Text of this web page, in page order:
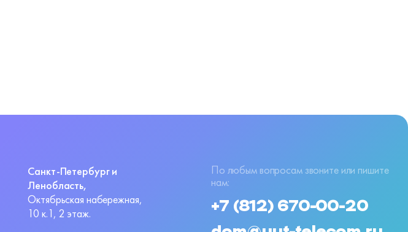
По любым вопросам звоните или пишите
нам:
+7 (812) 670-00-20
Санкт-Петербург и
Ленобласть,
Октябрьская набережная,
10 к.1, 2 этаж.